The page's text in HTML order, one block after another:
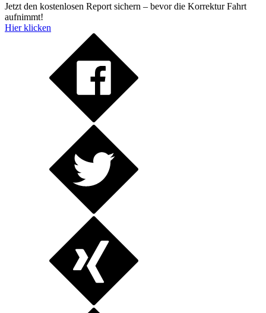
Jetzt den kostenlosen Report sichern – bevor die Korrektur Fahrt
aufnimmt!
Hier klicken